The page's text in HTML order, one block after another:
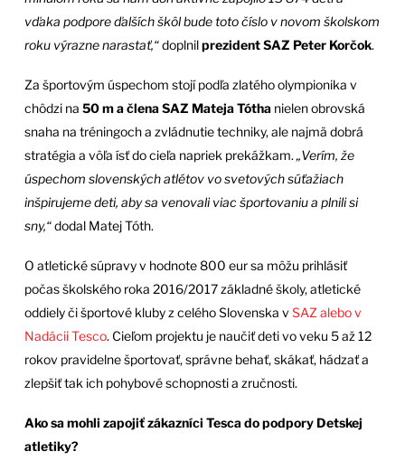
vďaka podpore ďalších škôl bude toto číslo v novom školskom
roku výrazne narastať,“doplnilprezident SAZ Peter Korčok.
Za športovým úspechom stojí podľa zlatého olympionika v
chôdzi na 50 m a člena SAZ Mateja Tóthanielen obrovská
snaha na tréningoch a zvládnutie techniky, ale najmä dobrá
stratégia a vôľa ísť do cieľa napriek prekážkam. „Verím, že
úspechom slovenských atlétov vo svetových súťažiach
inšpirujeme deti, aby sa venovali viac športovaniu a plnili si
sny,“dodal Matej Tóth.
O atletické súpravy v hodnote 800 eur sa môžu prihlásiť
počas školského roka 2016/2017 základné školy, atletické
oddiely či športové kluby z celého Slovenska v SAZ alebo v
Nadácii Tesco. Cieľom projektu je naučiť deti vo veku 5 až 12
rokov pravidelne športovať, správne behať, skákať, hádzať a
zlepšiť tak ich pohybové schopnosti a zručnosti.
Ako sa mohli zapojiť zákazníci Tesca do podpory Detskej
atletiky?